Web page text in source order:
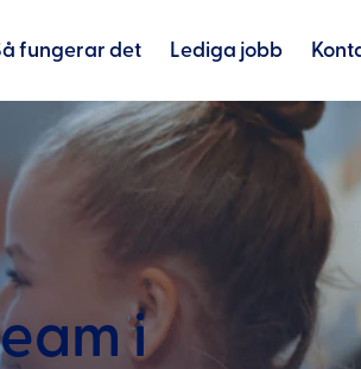
fungerar det Lediga jobb
i